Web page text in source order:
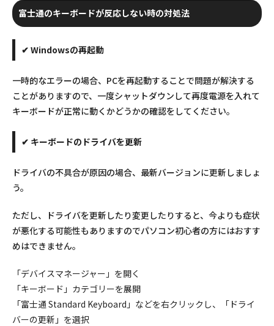
富士通のキーボードが反応しない時の対処法
✔ Windowsの再起動
一時的なエラーの場合、PCを再起動することで問題が解決する
ことがありますので、一度シャットダウンして再度電源を入れて
キーボードが正常に動くかどうかの確認をしてください。
✔ キーボードのドライバを更新
ドライバの不具合が原因の場合、最新バージョンに更新しましょ
う。
ただし、ドライバを更新したり変更したりすると、今よりも症状
が悪化する可能性もありますのでパソコン初心者の方にはおすす
めはできません。
「デバイスマネージャー」を開く
「キーボード」カテゴリーを展開
「富士通 Standard Keyboard」などを右クリックし、「ドライ
バーの更新」を選択